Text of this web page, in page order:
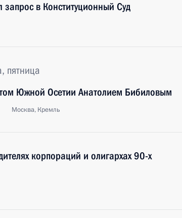
запрос в Конституционный Суд
пятница
Южной Осетии Анатолием Бибиловым
Москва, Кремль
корпораций и олигархах 90-х